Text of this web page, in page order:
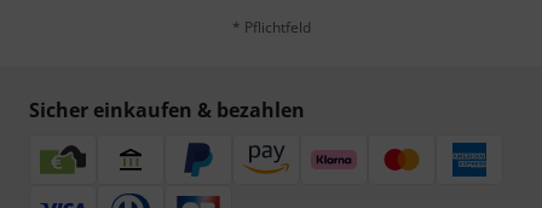
* Pflichtfeld
Sicher einkaufen & bezahlen